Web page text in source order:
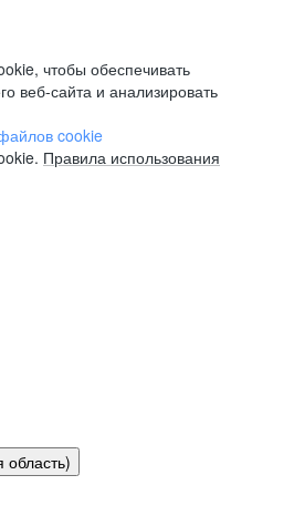
чтобы обеспечивать
веб-сайта и анализировать
cookie
Правила использования